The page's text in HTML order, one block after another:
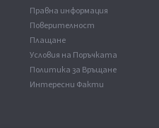
Правна информация
Поверителност
Плащане
Условия на Поръчката
Политика за Връщане
Интересни Факти